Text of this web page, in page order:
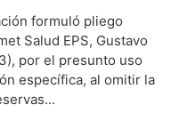
formuló pliego
Salud EPS, Gustavo
por el presunto uso
específica, al omitir la